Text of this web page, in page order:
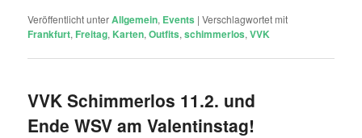
Veröffentlicht unterAllgemein, Events |Verschlagwortet mit
Frankfurt, Freitag, Karten,Outfits,schimmerlos,VVK
VVK Schimmerlos 11.2. und
Ende WSV am Valentinstag!